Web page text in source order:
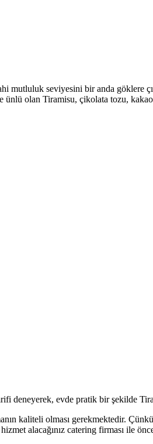
mutluluk seviyesini bir anda göklere
olan Tiramisu, çikolata tozu,
deneyerek, evde pratik bir şekilde
kaliteli olması gerekmektedir.
alacağınız catering firması ile